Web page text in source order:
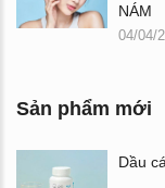
NÁM
04/04/
Sản phẩm mới
Dầu